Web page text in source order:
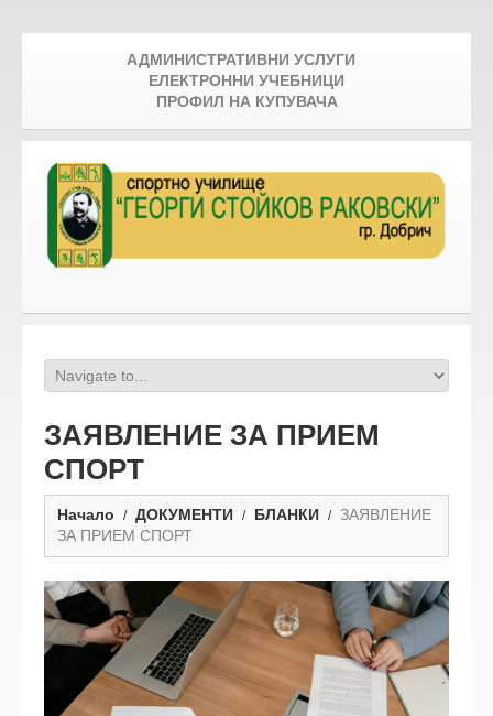
АДМИНИСТРАТИВНИ УСЛУГИ
ЕЛЕКТРОННИ УЧЕБНИЦИ
ПРОФИЛ НА КУПУВАЧА
ЗАЯВЛЕНИЕ ЗА ПРИЕМ
СПОРТ
Начало ДОКУМЕНТИ БЛАНКИ
ЗАЯВЛЕНИЕ
ЗА ПРИЕМ СПОРТ